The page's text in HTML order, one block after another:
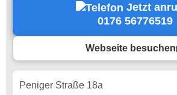
Jetzt
0176 56776519
Webseite besuchen
Peniger Straße 18a